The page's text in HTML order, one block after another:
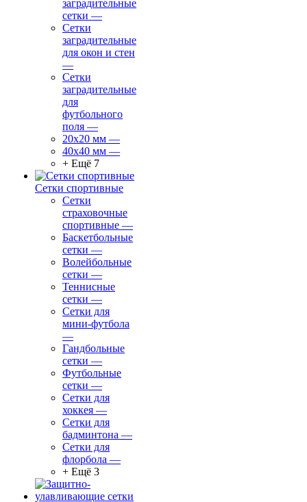
заградительные
сетки —
Сетки
заградительные
для окон и стен
—
Сетки
заградительные
для
футбольного
поля —
20х20 мм —
40х40 мм —
+ Ещё 7
Сетки спортивные
Сетки
страховочные
спортивные —
Баскетбольные
сетки —
Волейбольные
сетки —
Теннисные
сетки —
Сетки для
мини-футбола
—
Гандбольные
сетки —
Футбольные
сетки —
Сетки для
хоккея —
Сетки для
бадминтона —
Сетки для
флорбола —
+ Ещё 3